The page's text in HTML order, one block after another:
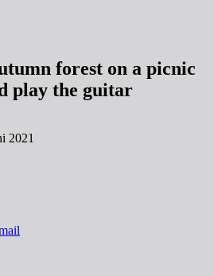
forest on a picnic
play the guitar
2021